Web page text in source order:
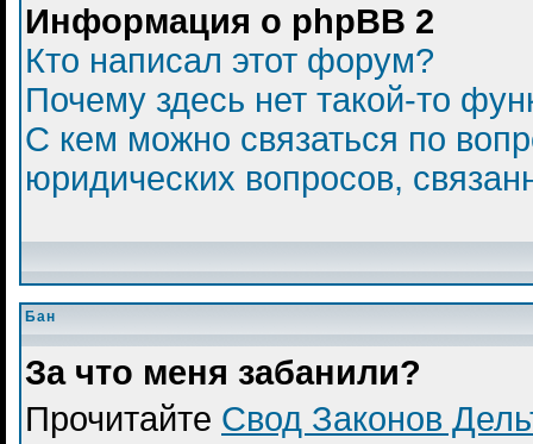
Информация о phpBB 2
Кто написал этот форум?
Почему здесь нет такой-то
С кем можно связаться по
юридических вопросов,
Бан
За что меня забанили?
Прочитайте Свод Законов